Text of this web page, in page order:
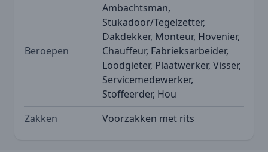
Beroepen
Ambachtsman,
Stukadoor/Tegelzetter,
Dakdekker, Monteur, Hovenier,
Chauffeur, Fabrieksarbeider,
Loodgieter, Plaatwerker, Visser,
Servicemedewerker,
Stoffeerder, Hou
Zakken
Voorzakken met rits